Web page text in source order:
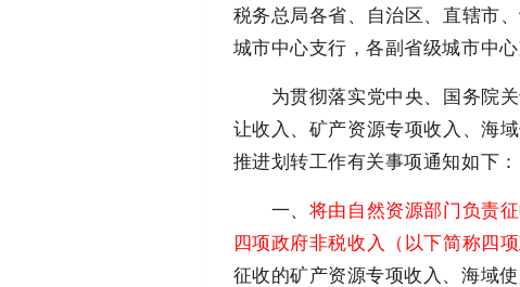
税务总局各省、自治区、直辖市
城市中心支行，各副省级城市中心
为贯彻落实党中央、国务院关
让收入、矿产资源专项收入、海
推进划转工作有关事项通知如下：
一、 将由自然资源部门负责
四项政府非税收入（以下简称四
征收的矿产资源专项收入、海域